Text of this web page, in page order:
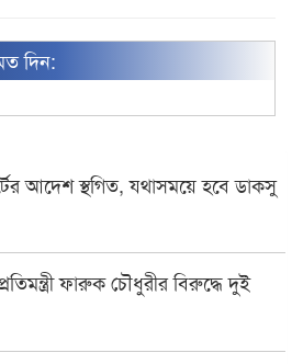
দিন:
আদেশ স্থগিত, যথাসময়ে হবে ডাকসু
ফারুক চৌধুরীর বিরুদ্ধে দুই